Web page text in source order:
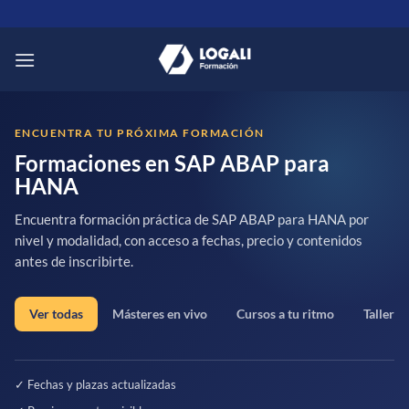
al
contenido
ENCUENTRA TU PRÓXIMA FORMACIÓN
Formaciones en SAP ABAP para
HANA
Encuentra formación práctica de SAP ABAP para HANA por
nivel y modalidad, con acceso a fechas, precio y contenidos
antes de inscribirte.
Ver todas Másteres en vivo Cursos a tu ritmo
✓ Fechas y plazas actualizadas